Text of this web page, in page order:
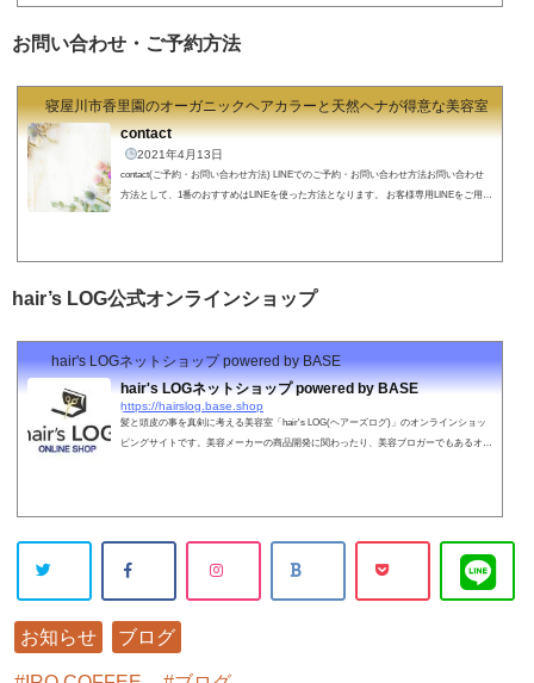
いを込めて、いくつかのケアメ...
お問い合わせ・ご予約方法
寝屋川市香里園のオーガニックヘアカラーと天然ヘナが得意な美容室
contact
2021年4月13日
contact(ご予約・お問い合わせ方法) LINEでのご予約・お問い合わせ方法お問い合わせ
方法として、1番のおすすめはLINEを使った方法となります。 お客様専用LINEをご用意
クで簡単に登録できま...
hair’s LOG公式オンラインショップ
hair's LOGネットショップ powered by BASE
hair's LOGネットショップ powered by BASE
https://hairslog.base.shop
髪と頭皮の事を真剣に考える美容室「hair's LOG(ヘアーズログ)」のオンラインショッ
ピングサイトです。美容メーカーの商品開発に関わったり、美容ブロガーでもあるオー
お知らせ ブログ